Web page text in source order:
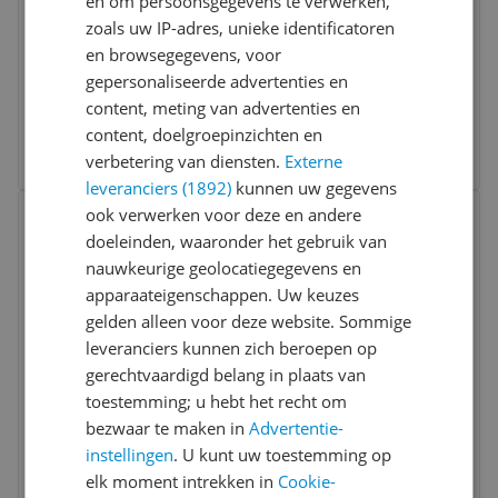
Deksel:Ja
Opties:
Met onderstel
Warmtebron:Gas
v.a. € 429,00
3 prijzen
Ga naar goedkoopste
Vergelijken
Weber Searwood XL Pellet Barbecue -
Black - Outdoor Grill with Wifi
Bekijk product
zoals uw IP-adres, unieke identificatoren
en browsegegevens, voor
gepersonaliseerde advertenties en
content, meting van advertenties en
content, doelgroepinzichten en
verbetering van diensten. Externe
leveranciers (1892) kunnen uw gegevens
ook verwerken voor deze en andere
doeleinden, waaronder het gebruik van
nauwkeurige geolocatiegegevens en
apparaateigenschappen. Uw keuzes
gelden alleen voor deze website. Sommige
leveranciers kunnen zich beroepen op
gerechtvaardigd belang in plaats van
toestemming; u hebt het recht om
bezwaar te maken inAdvertentie-
instellingen. U kunt uw toestemming op
elk moment intrekken in Cookie-